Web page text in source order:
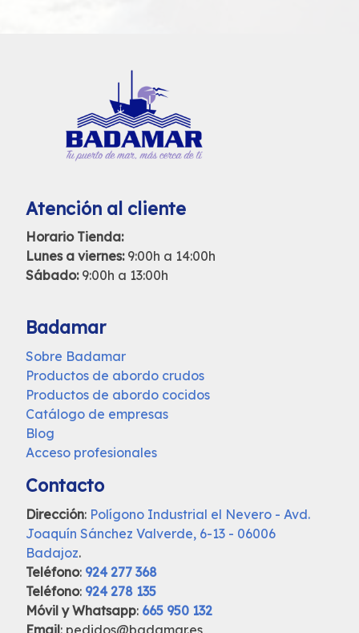
Atención al cliente
Horario Tienda:
Lunes a viernes:9:00h a 14:00h
Sábado: 9:00h a 13:00h
Badamar
Sobre Badamar
Productos de abordo crudos
Productos de abordo cocidos
Catálogo de empresas
Blog
Acceso profesionales
Contacto
Dirección: Polígono Industrial el Nevero - Avd.
Joaquín Sánchez Valverde, 6-13 - 06006
Badajoz.
Teléfono: 924 277 368
Teléfono: 924 278 135
Móvil y Whatsapp: 665 950 132